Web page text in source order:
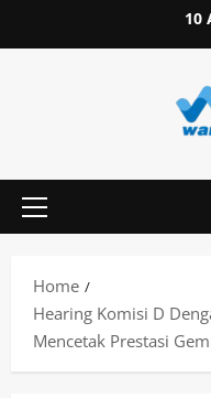
to
10
Primary
Home
Hearing Komisi D
Mencetak Prestasi